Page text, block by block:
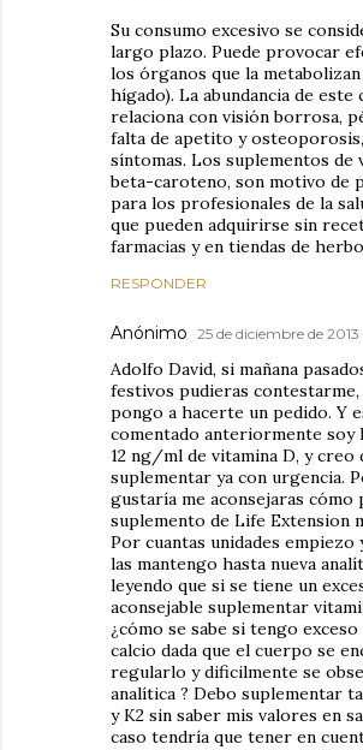
Su consumo excesivo se
largo plazo. Puede provocar
los órganos que la
hígado). La abundancia de
relaciona con visión borrosa,
falta de apetito y
síntomas. Los suplementos de
beta-caroteno, son motivo de
para los profesionales de la
que pueden adquirirse sin
farmacias y en tiendas de
RESPONDER
Anónimo 25 de diciembre de 2013
Adolfo David, si mañana
festivos pudieras
pongo a hacerte un pedido. Y
comentado anteriormente soy
12 ng/ml de vitamina D, y creo
suplementar ya con urgencia.
gustaría me aconsejaras cómo
suplemento de Life Extension
Por cuantas unidades empiezo
las mantengo hasta nueva
leyendo que si se tiene un
aconsejable suplementar
¿cómo se sabe si tengo
calcio dada que el cuerpo se
regularlo y dificilmente se
analítica ? Debo suplementar
y K2 sin saber mis valores en
caso tendría que tener en